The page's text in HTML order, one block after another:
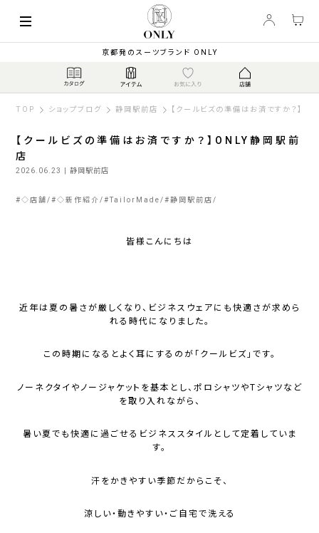
京都発のスーツブランド ONLY
TOP ショップブログ 静岡駅前店 【クールビズの準備はお済ですか？】
【クールビズの準備はお済ですか？】ONLY静岡駅前
店
2026.06.23 | 静岡駅前店
#◇店舗 #◇新作紹介 #TailorMade #静岡駅前店
皆様こんにちは
近年は夏の暑さが厳しくなり、ビジネスウェアにも快適さが求めら
れる時代になりました。
この時期になるとよく耳にするのが「クールビズ」です。
ノーネクタイやノージャケットを基本とし、ポロシャツやTシャツなど
を取り入れながら、
暑い夏でも快適に過ごせるビジネススタイルとして定着していま
す。
汗をかきやすい季節だからこそ、
涼しい・動きやすい・ご自宅で洗える